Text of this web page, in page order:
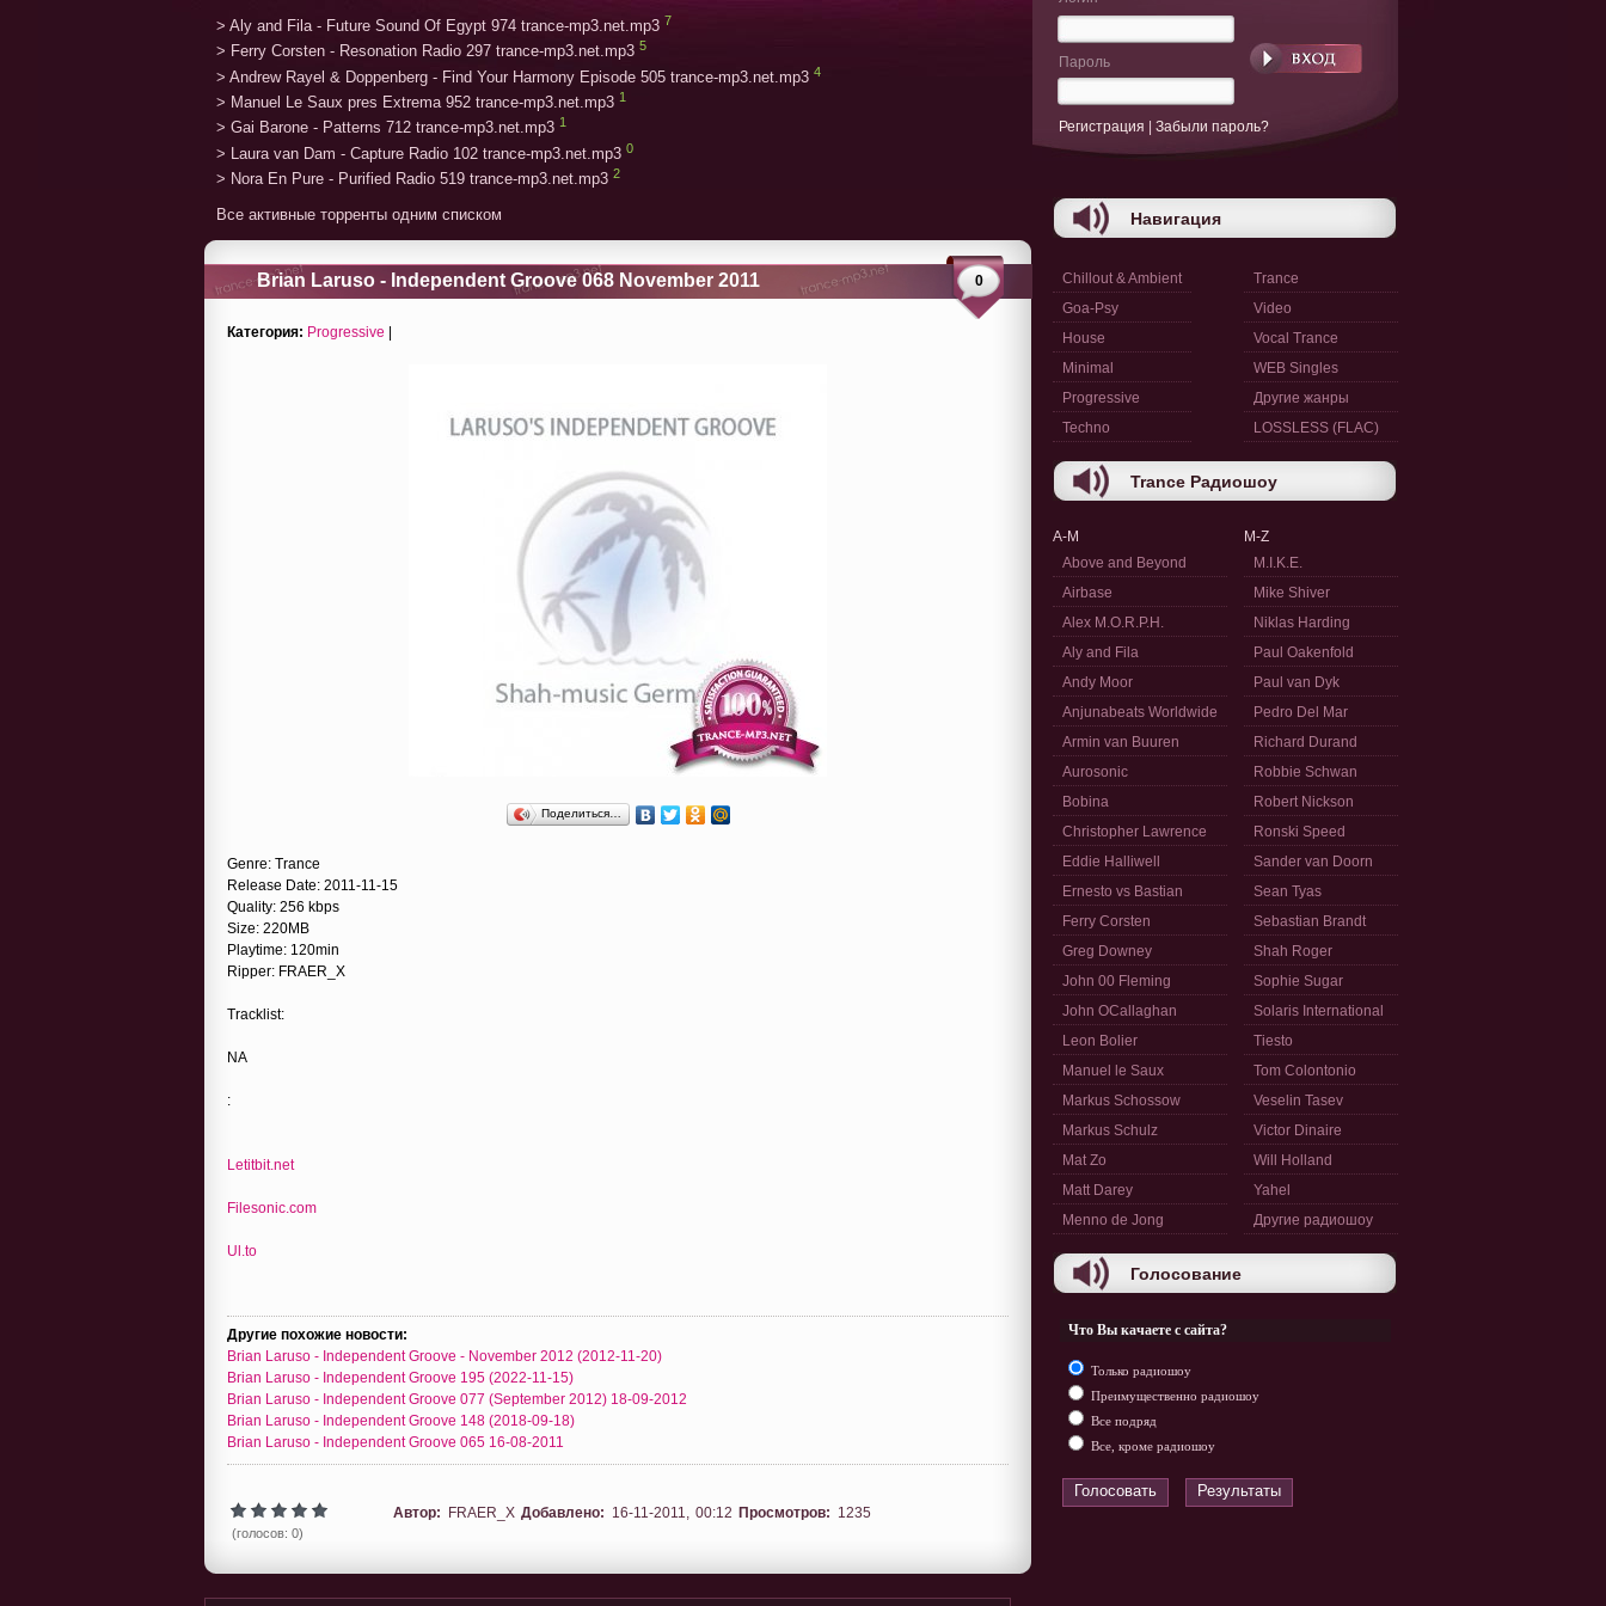
> Aly and Fila - Future Sound Of Egypt 974 trance-mp3.net.mp3 7
> Ferry Corsten - Resonation Radio 297 trance-mp3.net.mp3 5
> Andrew Rayel & Doppenberg - Find Your Harmony Episode 505 trance-mp3.net.mp3 4
> Manuel Le Saux pres Extrema 952 trance-mp3.net.mp3 1
> Gai Barone - Patterns 712 trance-mp3.net.mp3 1
> Laura van Dam - Capture Radio 102 trance-mp3.net.mp3 0
> Nora En Pure - Purified Radio 519 trance-mp3.net.mp3 2
Все активные торренты одним списком
Brian Laruso - Independent Groove 068 November 2011 0
Категория: Progressive |
Поделиться…
Genre: Trance
Release Date: 2011-11-15
Quality: 256 kbps
Size: 220MB
Playtime: 120min
Ripper: FRAER_X
Tracklist:
NA
:
Letitbit.net
Filesonic.com
Ul.to
Другие похожие новости:
Brian Laruso - Independent Groove - November 2012 (2012-11-20)
Brian Laruso - Independent Groove 195 (2022-11-15)
Brian Laruso - Independent Groove 077 (September 2012) 18-09-2012
Brian Laruso - Independent Groove 148 (2018-09-18)
Brian Laruso - Independent Groove 065 16-08-2011
(голосов: 0)
Автор: FRAER_X Добавлено: 16-11-2011, 00:12 Просмотров: 1235
Пароль
Регистрация Забыли пароль?
Навигация
Chillout & Ambient
Goa-Psy
House
Minimal
Progressive
Techno
Trance
Video
Vocal Trance
WEB Singles
Другие жанры
LOSSLESS (FLAC)
Trance Радиошоу
A-M
Above and Beyond
Airbase
Alex M.O.R.P.H.
Aly and Fila
Andy Moor
Anjunabeats Worldwide
Armin van Buuren
Aurosonic
Bobina
Christopher Lawrence
Eddie Halliwell
Ernesto vs Bastian
Ferry Corsten
Greg Downey
John 00 Fleming
John OCallaghan
Leon Bolier
Manuel le Saux
Markus Schossow
Markus Schulz
Mat Zo
Matt Darey
Menno de Jong
M-Z
M.I.K.E.
Mike Shiver
Niklas Harding
Paul Oakenfold
Paul van Dyk
Pedro Del Mar
Richard Durand
Robbie Schwan
Robert Nickson
Ronski Speed
Sander van Doorn
Sean Tyas
Sebastian Brandt
Shah Roger
Sophie Sugar
Solaris International
Tiesto
Tom Colontonio
Veselin Tasev
Victor Dinaire
Will Holland
Yahel
Другие радиошоу
Голосование
Что Вы качаете с сайта?
Только радиошоу
Преимущественно радиошоу
Все подряд
Все, кроме радиошоу
Голосовать Результаты